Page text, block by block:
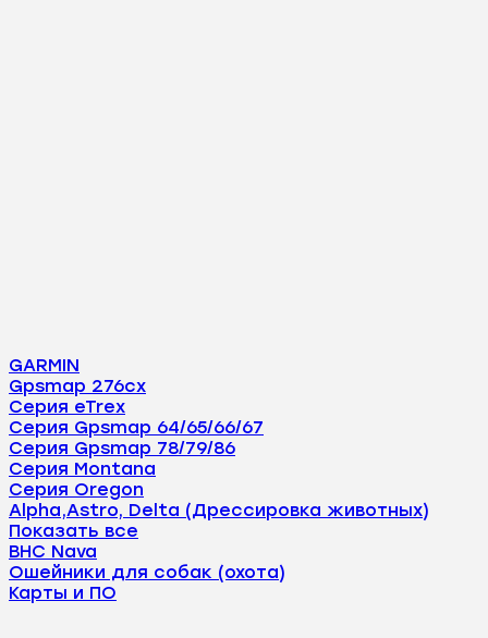
GARMIN
Gpsmap 276cx
Серия eTrex
Серия Gpsmap 64/65/66/67
Серия Gpsmap 78/79/86
Серия Montana
Серия Oregon
Alpha,Astro, Delta (Дрессировка животных)
Показать все
BHC Nava
Ошейники для собак (охота)
Карты и ПО